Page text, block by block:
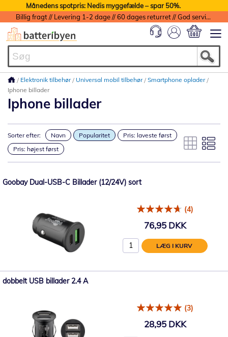
Månedens spotpris: Nedis myggefælde – spar 50%.
Billig fragt // Levering 1-2 dage // 60 dages returret // God service med garanti
Elektronik tilbehør Universal mobil tilbehør Smartphone oplader
Iphone billader
Iphone billader
Sorter efter: Navn Popularitet
Pris: laveste først
Pris: højest først
Goobay Dual-USB-C Billader (12/24V) sort
(4)
76,95 DKK
LÆG I KURV
dobbelt USB billader 2.4 A
(3)
28,95 DKK